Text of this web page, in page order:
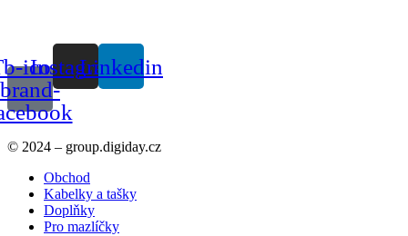
icon-
brand-
InstagramLinkedin
© 2024 – group.digiday.cz
Obchod
Kabelky a tašky
Doplňky
Pro mazlíčky